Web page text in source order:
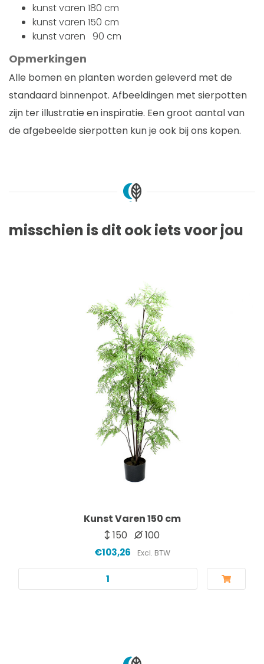
kunst varen 180 cm
kunst varen 150 cm
kunst varen 90 cm
Opmerkingen
Alle bomen en planten worden geleverd met de
standaard binnenpot. Afbeeldingen met sierpotten
zijn ter illustratie en inspiratie. Een groot aantal van
de afgebeelde sierpotten kun je ook bij ons kopen.
misschien is dit ook iets voor jou
Kunst Varen 150 cm
150
100
€103,26 Excl. BTW